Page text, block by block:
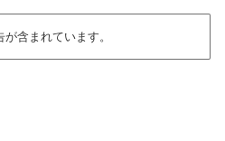
含まれています。